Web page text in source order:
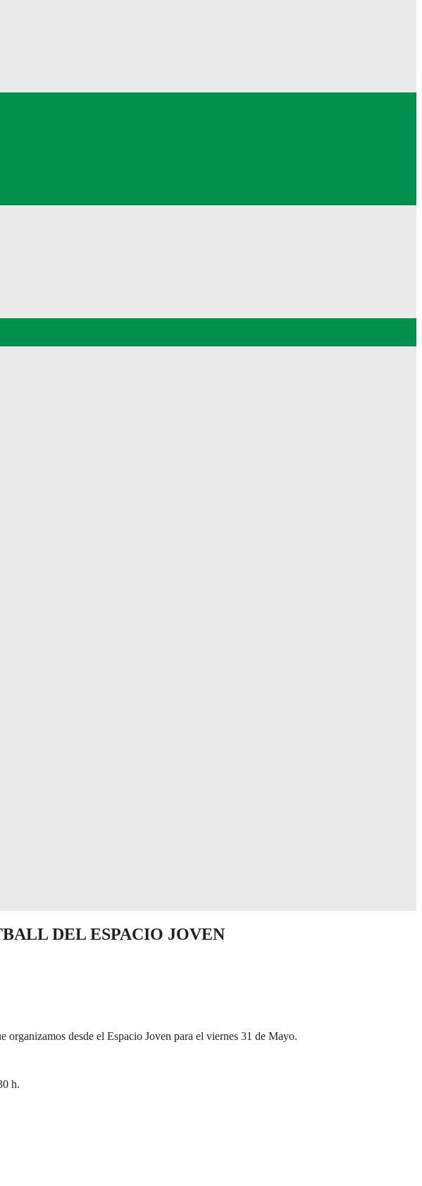
DEL ESPACIO JOVEN
desde el Espacio Joven para el viernes 31 de Mayo.
h.